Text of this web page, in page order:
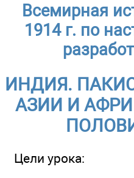
Всемирная
1914 г. по
ИНДИЯ.
АЗИИ И
Цели урока: